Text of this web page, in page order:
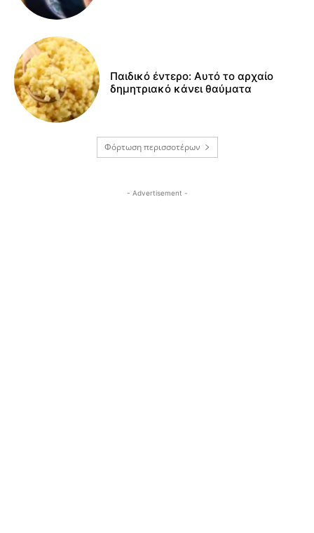
Παιδικό έντερο: Αυτό το αρχαίο
δημητριακό κάνει θαύματα
Φόρτωση περισσοτέρων
- Advertisement -